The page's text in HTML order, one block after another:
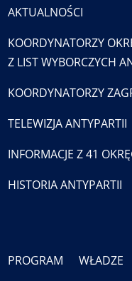
AKTUALNOŚCI
KOORDYNATORZY
Z LIST WYBORCZYCH
KOORDYNATORZY
TELEWIZJA ANTYPARTII
INFORMACJE Z 41
HISTORIA ANTYPARTII
PROGRAM WŁADZE